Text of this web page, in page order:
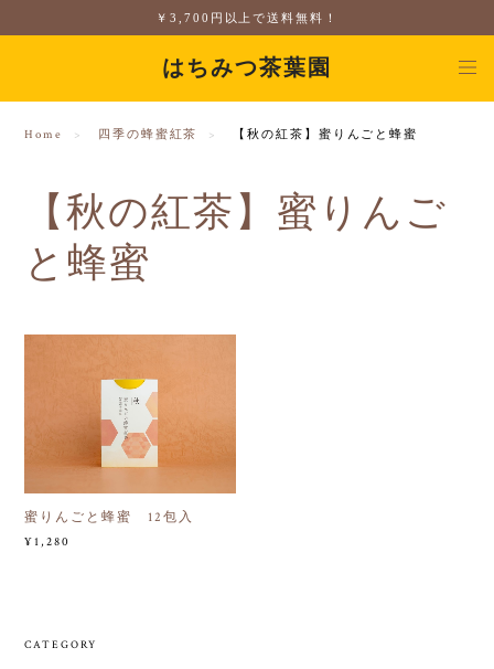
￥3,700円以上で送料無料！
はちみつ茶葉園
Home 四季の蜂蜜紅茶 【秋の紅茶】蜜りんごと蜂蜜
【秋の紅茶】蜜りんご
と蜂蜜
蜜りんごと蜂蜜 12包入
¥1,280
CATEGORY